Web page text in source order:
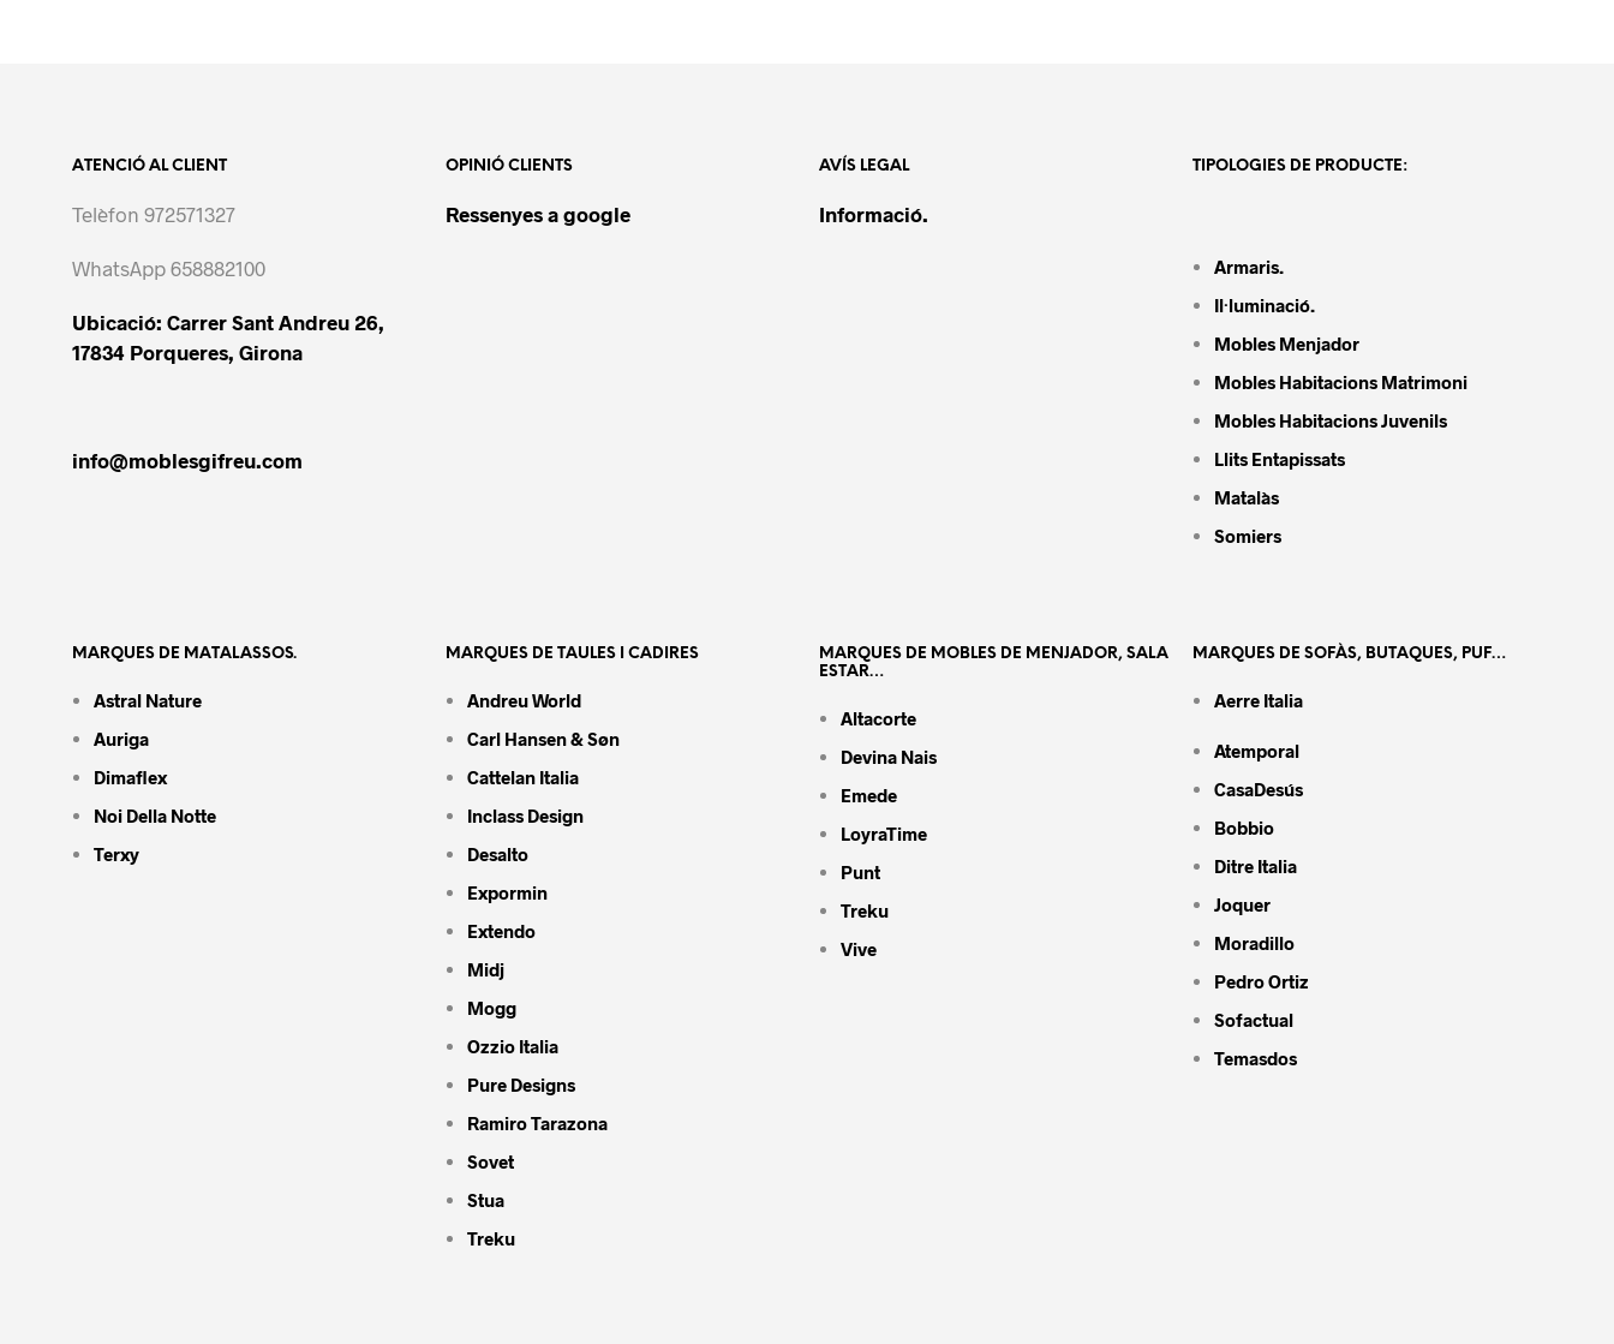
ATENCIÓ AL CLIENT
Telèfon 972571327
WhatsApp 658882100
Ubicació: Carrer Sant Andreu 26,
17834 Porqueres, Girona
info@moblesgifreu.com
OPINIÓ CLIENTS
Ressenyes a google
AVÍS LEGAL
Informació.
TIPOLOGIES DE PRODUCTE:
Armaris.
Il·luminació.
Mobles Menjador
Mobles Habitacions Matrimoni
Mobles Habitacions Juvenils
Llits Entapissats
Matalàs
Somiers
MARQUES DE MATALASSOS.
Astral Nature
Auriga
Dimaflex
Noi Della Notte
Terxy
MARQUES DE TAULES I CADIRES
Andreu World
Carl Hansen & Søn
Cattelan Italia
Inclass Design
Desalto
Expormin
Extendo
Midj
Mogg
Ozzio Italia
Pure Designs
Ramiro Tarazona
Sovet
Stua
Treku
MARQUES DE MOBLES DE MENJADOR, SALA
ESTAR…
Altacorte
Devina Nais
Emede
LoyraTime
Punt
Treku
Vive
MARQUES DE SOFÀS, BUTAQUES, PUF…
Aerre Italia
Atemporal
CasaDesús
Bobbio
Ditre Italia
Joquer
Moradillo
Pedro Ortiz
Sofactual
Temasdos